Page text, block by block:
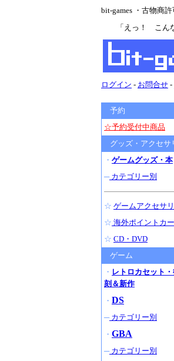
bit-games ・古物商
「えっ！ こんな
ログイン - お問合せ -
予約
☆予約受付中商品
グッズ・アクセサ
・ ゲームグッズ・本
─カテゴリー別
☆ ゲームアクセサリ
☆ 海外ポイントカ
☆ CD・DVD
ゲーム
・ レトロカセット
刻＆新作
・ DS
─カテゴリー別
・ GBA
─カテゴリー別